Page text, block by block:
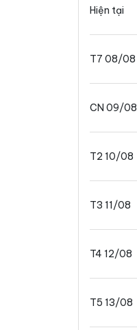
Hiện tại
T7 08/08
CN 09/08
T2 10/08
T3 11/08
T4 12/08
T5 13/08